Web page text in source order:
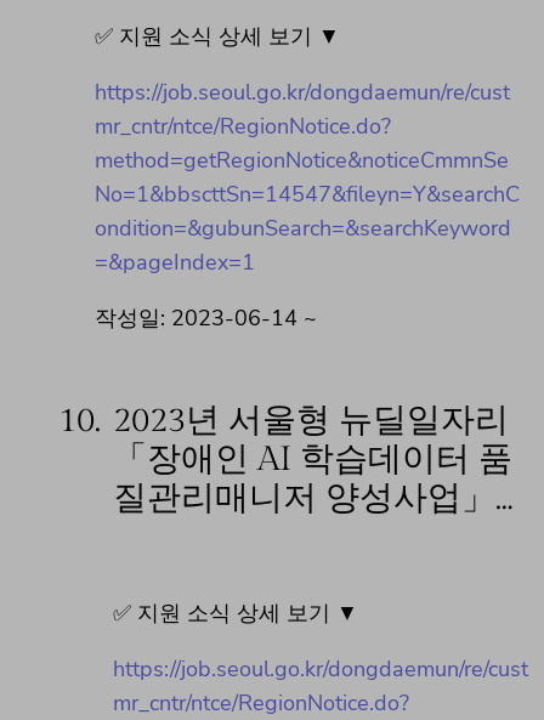
✅ 지원 소식 상세 보기 ▼
https://job.seoul.go.kr/dongdaemun/re/cust
mr_cntr/ntce/RegionNotice.do?
method=getRegionNotice&noticeCmmnSe
No=1&bbscttSn=14547&fileyn=Y&searchC
ondition=&gubunSearch=&searchKeyword
=&pageIndex=1
작성일: 2023-06-14 ~
10. 2023년 서울형 뉴딜일자리
「장애인 AI 학습데이터 품
질관리매니저 양성사업」…
✅ 지원 소식 상세 보기 ▼
https://job.seoul.go.kr/dongdaemun/re/cust
mr_cntr/ntce/RegionNotice.do?